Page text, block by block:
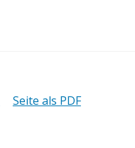
Seite als PDF